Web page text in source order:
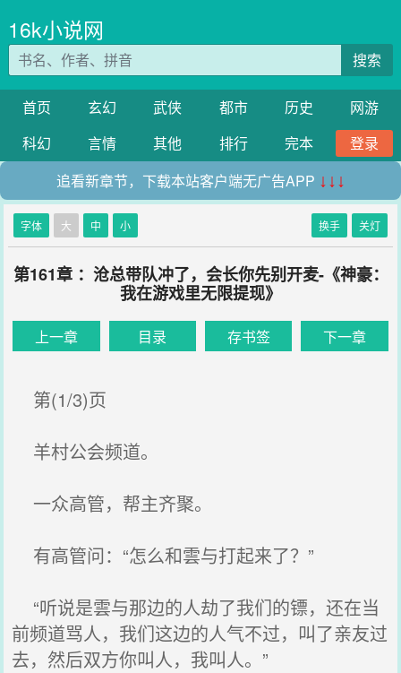
16k小说网
搜索
首页 玄幻 武侠 都市 历史
网游
科幻
言情 其他 排行 完本
登录
追看新章节，下载本站客户端无广告APP ↓↓↓
字体 大 中 小 换手 关灯
第161章 ：沧总带队冲了，会长你先别开麦-《神豪：
我在游戏里无限提现》
上一章 目录 存书签 下一章
第(1/3)页
羊村公会频道。
一众高管，帮主齐聚。
有高管问：“怎么和雲与打起来了？”
“听说是雲与那边的人劫了我们的镖，还在当
前频道骂人，我们这边的人气不过，叫了亲友过
去，然后双方你叫人，我叫人。”